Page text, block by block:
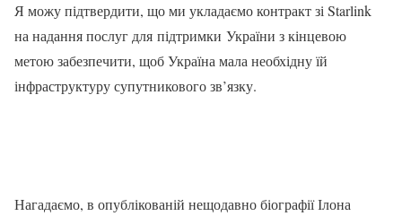
Я можу підтвердити, що ми укладаємо контракт зі Starlink
на надання послуг для підтримки України з кінцевою
метою забезпечити, щоб Україна мала необхідну їй
інфраструктуру супутникового зв’язку.
Нагадаємо, в опублікованій нещодавно біографії Ілона